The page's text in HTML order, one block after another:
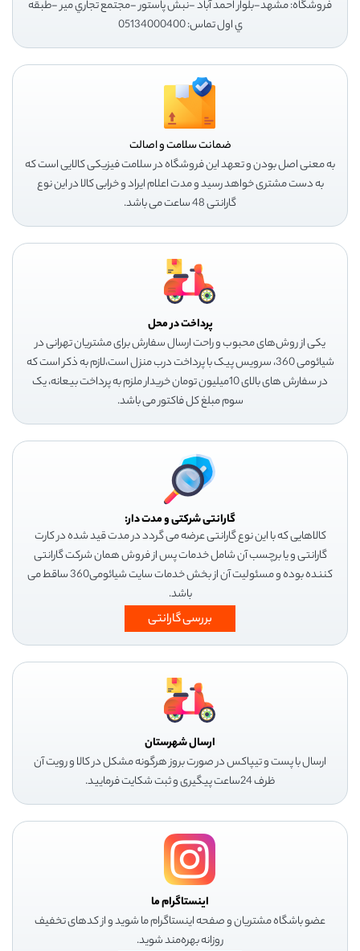
فروشگاه: مشهد-بلوار احمد آباد -نبش پاستور -مجتمع تجاري مير -طبقه
ي اول تماس: 05134000400
ضمانت سلامت و اصالت
به معنی اصل بودن و تعهد این فروشگاه در سلامت فیزیکی کالایی است که
به دست مشتری خواهد رسید و مدت اعلام ایراد و خرابی کالا در این نوع
گارانتی 48 ساعت می باشد.
پرداخت در محل
یکی از روش‌های محبوب و راحت ارسال سفارش برای مشتریان تهرانی در
شیائومی 360، سرویس پیک با پرداخت درب منزل است،لازم به ذکر است که
در سفارش های بالای 10میلیون تومان خریدار ملزم به پرداخت بیعانه، یک
سوم مبلغ کل فاکتور می باشد.
گارانتی شرکتی و مدت دار:
کالاهایی که با این نوع گارانتی عرضه می گردد در مدت قید شده در کارت
گارانتی و یا برچسب آن شامل خدمات پس از فروش همان شرکت گارانتی
کننده بوده و مسئولیت آن از بخش خدمات سایت شیائومی360 ساقط می
باشد.
بررسی گارانتی
ارسال شهرستان
ارسال با پست و تیپاکس در صورت بروز هرگونه مشکل در کالا و رویت آن
ظرف 24ساعت پیگیری و ثبت شکایت فرمایید.
اینستاگرام ما
عضو باشگاه مشتریان و صفحه اینستاگرام ما شوید و از کدهای تخفیف
روزانه بهره‌مند شوید.